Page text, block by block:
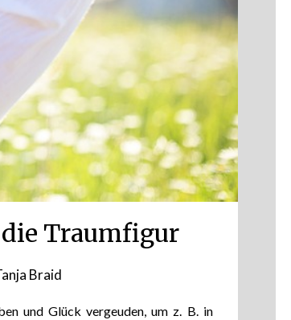
Traumfigur
Braid
und Glück vergeuden, um z. B. in